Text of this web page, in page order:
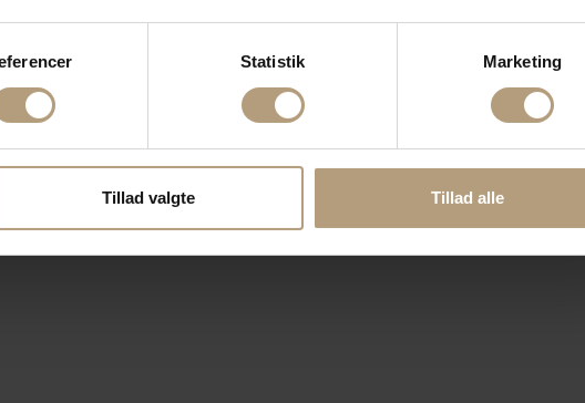
placering, der kan være nøjagtig inden for få meter
scanning af dens unikke karakteristika (fingerprinting)
partnere kan kombinere disse data med andre oplysninger, du har
af deres tjenester.
Statistik Marketing
Tillad valgte Tillad alle